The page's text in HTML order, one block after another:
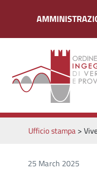
Ufficio stampa>
25 March 2025